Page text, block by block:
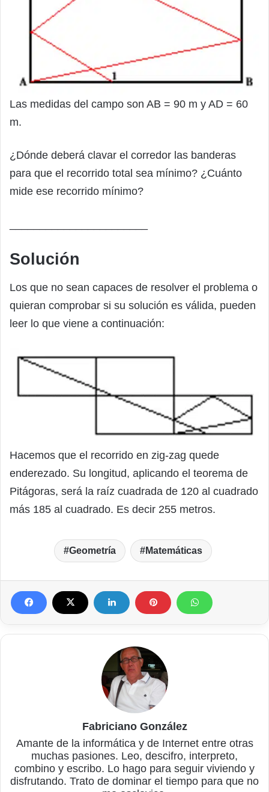
Las medidas del campo son AB = 90 m y AD = 60
m.
¿Dónde deberá clavar el corredor las banderas
para que el recorrido total sea mínimo? ¿Cuánto
mide ese recorrido mínimo?
Solución
Los que no sean capaces de resolver el problema o
quieran comprobar si su solución es válida, pueden
leer lo que viene a continuación:
Hacemos que el recorrido en zig-zag quede
enderezado. Su longitud, aplicando el teorema de
Pitágoras, será la raíz cuadrada de 120 al cuadrado
más 185 al cuadrado. Es decir 255 metros.
Geometría Matemáticas
Fabriciano González
Amante de la informática y de Internet entre otras
muchas pasiones. Leo, descifro, interpreto,
combino y escribo. Lo hago para seguir viviendo y
disfrutando. Trato de dominar el tiempo para que no